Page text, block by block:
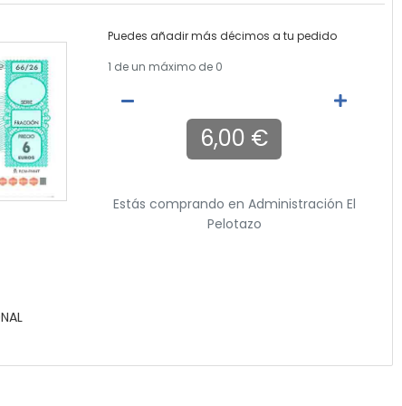
Puedes añadir más décimos a tu pedido
1 de un máximo de 0
6,00 €
Estás comprando en Administración El
Pelotazo